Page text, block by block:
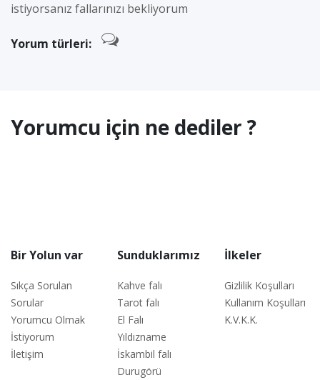
istiyorsanız fallarınızı bekliyorum
Yorum türleri:
Yorumcu için ne dediler ?
Bir Yolun var
Sıkça Sorulan
Sorular
Yorumcu Olmak
İstiyorum
İletişim
Sunduklarımız
Kahve falı
Tarot falı
El Falı
Yıldızname
İskambil falı
Durugörü
İlkeler
Gizlilik Koşulları
Kullanım Koşulları
K.V.K.K.